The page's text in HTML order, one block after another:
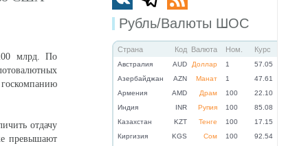
Рубль/Валюты ШОС
Страна Код Валюта Ном. Курс
Австралия AUD Доллар 1
57.05
Азербайджан
AZN Манат 1
47.61
Армения
AMD Драм 100
22.10
Индия
INR Рупия 100
85.08
Казахстан
KZT Тенге 100
17.15
Киргизия
KGS Сом 100
92.54
млрд. По
отдачу
превышают